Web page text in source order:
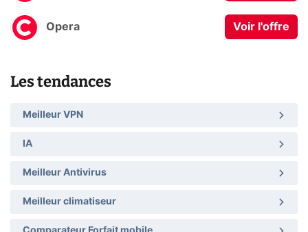
Opera Voir l'offre
Les tendances
Meilleur VPN
IA
Meilleur Antivirus
Meilleur climatiseur